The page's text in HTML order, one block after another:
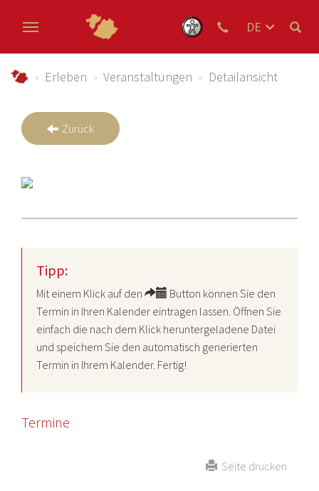
DE
schmallenberger-sauerland.de
Erleben Veranstaltungen Detailansicht
Zurück
Tipp:
Mit einem Klick auf den
Button können Sie den
Termin in Ihren Kalender eintragen lassen. Öffnen Sie
einfach die nach dem Klick heruntergeladene Datei
und speichern Sie den automatisch generierten
Termin in Ihrem Kalender. Fertig!
Termine
Seite drucken